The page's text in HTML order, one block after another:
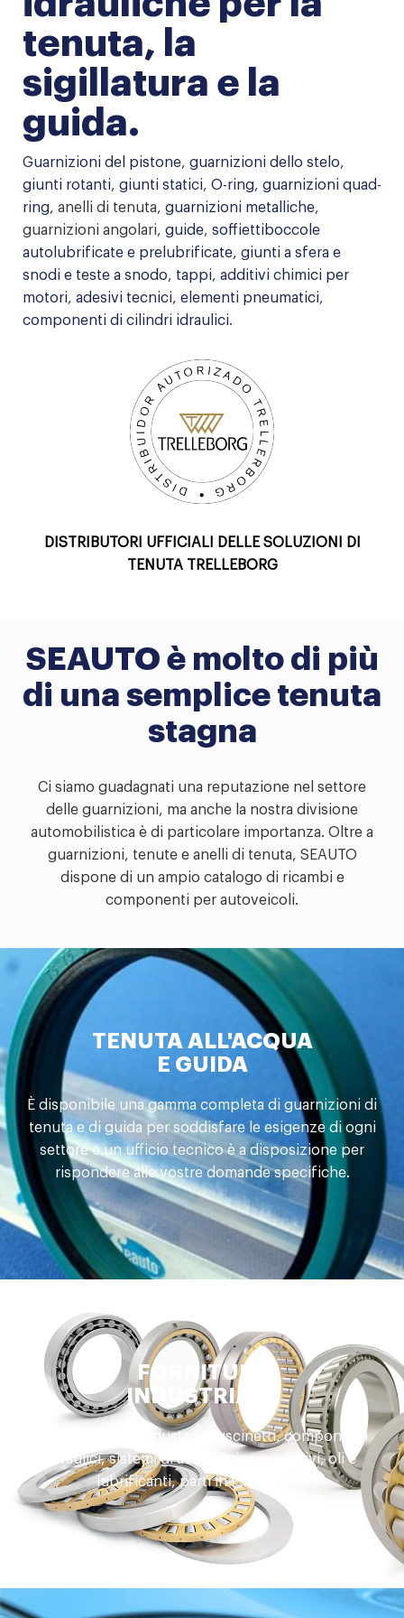
tenuta, la
sigillatura e la
guida.
Guarnizioni del pistone, guarnizioni dello stelo,
giunti rotanti, giunti statici, O-ring, guarnizioni quad-
ring, anelli di tenuta, guarnizioni metalliche,
guarnizioni angolari, guide, soffietti boccole
autolubrificate e prelubrificate, giunti a sfera e
snodi e teste a snodo, tappi, additivi chimici per
motori, adesivi tecnici, elementi pneumatici,
componenti di cilindri idraulici.
DISTRIBUTORI UFFICIALI DELLE SOLUZIONI DI
TENUTA TRELLEBORG
SEAUTO è molto di più
di una semplice tenuta
stagna
Ci siamo guadagnati una reputazione nel settore
delle guarnizioni, ma anche la nostra divisione
automobilistica è di particolare importanza. Oltre a
guarnizioni, tenute e anelli di tenuta, SEAUTO
dispone di un ampio catalogo di ricambi e
componenti per autoveicoli.
TENUTA ALL'ACQUA
E GUIDA
È disponibile una gamma completa di guarnizioni di
tenuta e di guida per soddisfare le esigenze di ogni
settore e un ufficio tecnico è a disposizione per
rispondere alle vostre domande specifiche.
FORNITURE
INDUSTRIALE
Accessori per l'industria. Cuscinetti, componenti
idraulici, sistemi di automazione, adesivi, oli e
lubrificanti, parti in PTFE, ecc...